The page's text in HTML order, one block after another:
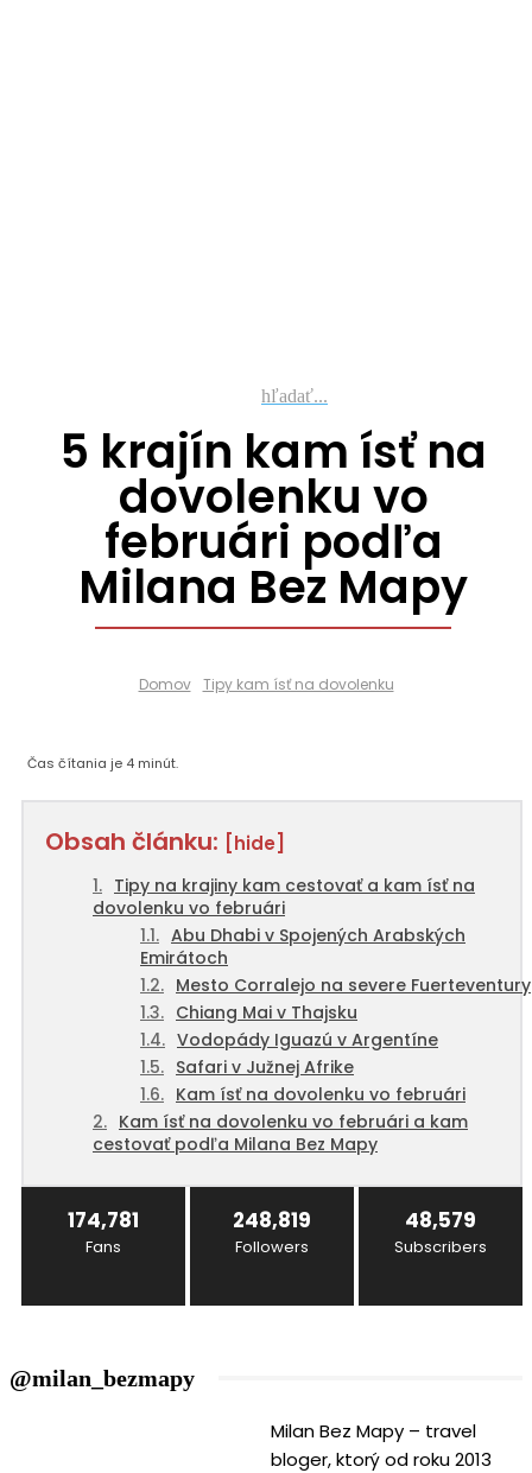
hľadať...
5 krajín kam ísť na
dovolenku vo
februári podľa
Milana Bez Mapy
Domov Tipy kam ísť na dovolenku
Čas čítania je 4 minút.
Obsah článku: [hide]
Tipy na krajiny kam cestovať a kam ísť na
dovolenku vo februári
Abu Dhabi v Spojených Arabských
Emirátoch
Mesto Corralejo na severe Fuerteventury
Chiang Mai v Thajsku
Vodopády Iguazú v Argentíne
Safari v Južnej Afrike
Kam ísť na dovolenku vo februári
Kam ísť na dovolenku vo februári a kam
cestovať podľa Milana Bez Mapy
174,781
Fans
248,819
Followers
48,579
Subscribers
@milan_bezmapy
Milan Bez Mapy – travel
bloger, ktorý od roku 2013